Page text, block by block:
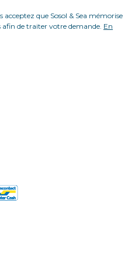
que Sosol & Sea mémorise
afin de traiter votre demande. En